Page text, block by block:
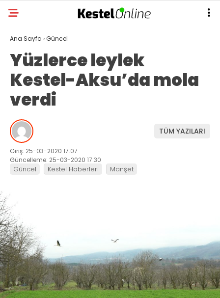
Ana Sayfa ›Güncel
Yüzlerce leylek
Kestel-Aksu’da mola
verdi
TÜM YAZILARI
Giriş: 25-03-2020 17:07
Güncelleme: 25-03-2020 17:30
Güncel Kestel Haberleri Manşet